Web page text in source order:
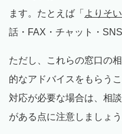
ます。たとえば「 よりそ
話・FAX・チャット・
ただし、これらの窓口の
的なアドバイスをもらう
対応が必要な場合は、相
がある点に注意しましょう